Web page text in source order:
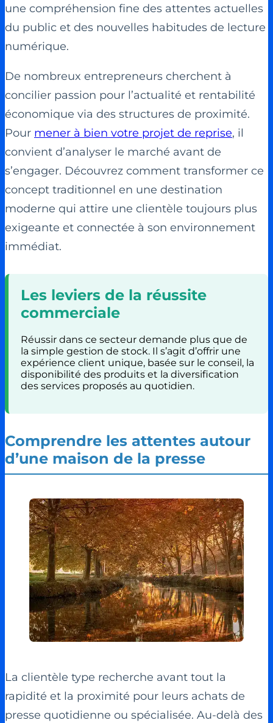
une compréhension fine des attentes actuelles
du public et des nouvelles habitudes de lecture
numérique.
De nombreux entrepreneurs cherchent à
concilier passion pour l’actualité et rentabilité
économique via des structures de proximité.
Pour mener à bien votre projet de reprise, il
convient d’analyser le marché avant de
s’engager. Découvrez comment transformer ce
concept traditionnel en une destination
moderne qui attire une clientèle toujours plus
exigeante et connectée à son environnement
immédiat.
Les leviers de la réussite
commerciale
Réussir dans ce secteur demande plus que de
la simple gestion de stock. Il s’agit d’offrir une
expérience client unique, basée sur le conseil, la
disponibilité des produits et la diversification
des services proposés au quotidien.
Comprendre les attentes autour
d’une maison de la presse
La clientèle type recherche avant tout la
rapidité et la proximité pour leurs achats de
presse quotidienne ou spécialisée. Au-delà des